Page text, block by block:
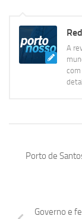
A
com
Porto de
Governo e